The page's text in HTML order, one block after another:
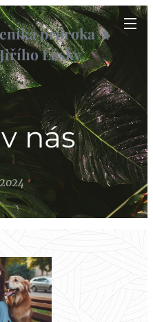
proroka a
Lásky
web
nás